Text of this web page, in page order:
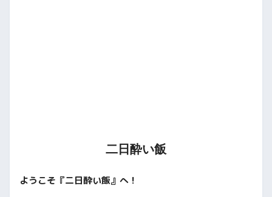
二日酔い飯
ようこそ『二日酔い飯』へ！